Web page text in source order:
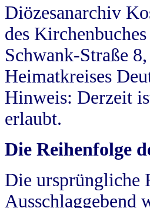
Diözesanarchiv
des
Schwank-Straße
Heimatkreises
Hinweis: Derzeit
erlaubt.
Die Reihenfolge
Die ursprüngliche
Ausschlaggebend